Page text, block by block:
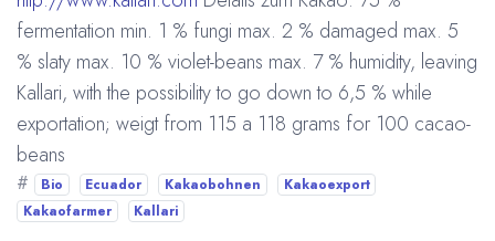
fermentation min. 1 % fungi max. 2 % damaged max. 5
% slaty max. 10 % violet-beans max. 7 % humidity, leaving
Kallari, with the possibility to go down to 6,5 % while
exportation; weigt from 115 a 118 grams for 100 cacao-
beans
# Bio Ecuador Kakaobohnen
Kakaoexport
Kakaofarmer
Kallari